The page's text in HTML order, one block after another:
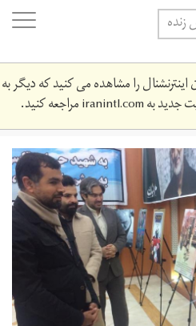
را مشاهده می کنید که دیگر به
جدید بهiranintl.comمراجعه کنید.